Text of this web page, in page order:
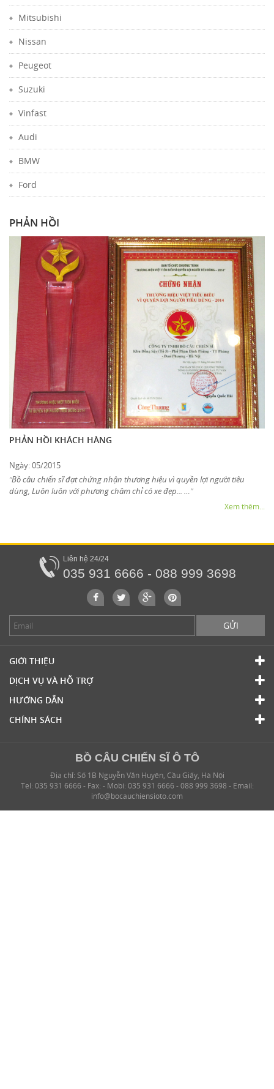
Mitsubishi
Nissan
Peugeot
Suzuki
Vinfast
Audi
BMW
Ford
PHẢN HỒI
PHẢN HỒI KHÁCH HÀNG
Ngày: 05/2015
“Bồ câu chiến sĩ đạt chứng nhận thương hiệu vì quyền lợi người tiêu
dùng, Luôn luôn với phương châm chỉ có xe đẹp... … ”
Xem thêm...
Liên hệ 24/24
035 931 6666 - 088 999 3698
GỬI
GIỚI THIỆU
DỊCH VỤ VÀ HỖ TRỢ
HƯỚNG DẪN
CHÍNH SÁCH
BỒ CÂU CHIẾN SĨ Ô TÔ
Địa chỉ: Số 1B Nguyễn Văn Huyên, Cầu Giấy, Hà Nội
Tel: 035 931 6666 - Fax: - Mobi: 035 931 6666 - 088 999 3698 - Email:
info@bocauchiensioto.com